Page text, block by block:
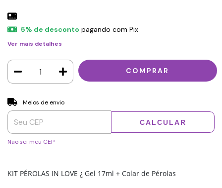
5% de desconto pagando com Pix
Ver mais detalhes
Entregas para o CEP:
Meios de envio
CALCULAR
Não sei meu CEP
KIT PÉROLAS IN LOVE ¿ Gel 17ml + Colar de Pérolas